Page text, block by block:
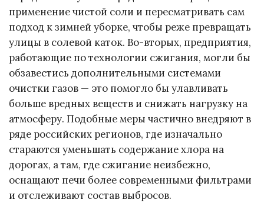
применение чистой соли и пересматривать сам
подход к зимней уборке, чтобы реже превращать
улицы в солевой каток. Во-вторых, предприятия,
работающие по технологии сжигания, могли бы
обзавестись дополнительными системами
очистки газов — это помогло бы улавливать
больше вредных веществ и снижать нагрузку на
атмосферу. Подобные меры частично внедряют в
ряде российских регионов, где изначально
стараются уменьшать содержание хлора на
дорогах, а там, где сжигание неизбежно,
оснащают печи более современными фильтрами
и отслеживают состав выбросов.